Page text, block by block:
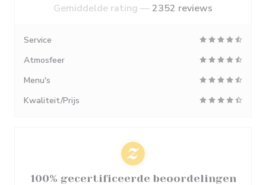
Gemiddelde rating —2352 reviews
Service
Atmosfeer
Menu's
Kwaliteit/Prijs
100% gecertificeerde beoordelingen